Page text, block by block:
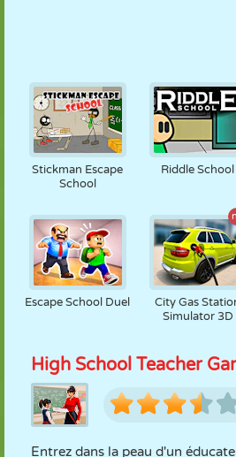
Stickman Escape
School
Riddle School
Escape School Duel
City Gas
Simulator 3D
High School Teacher
Entrez dans la peau d'un